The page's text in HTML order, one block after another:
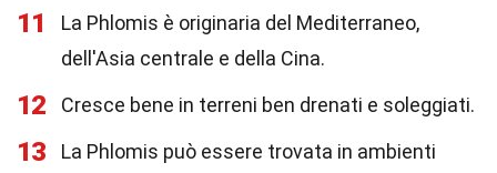
11
La Phlomis è originaria del Mediterraneo,
dell'Asia centrale e della Cina.
12 Cresce bene in terreni ben drenati e soleggiati.
13
La Phlomis può essere trovata in ambienti